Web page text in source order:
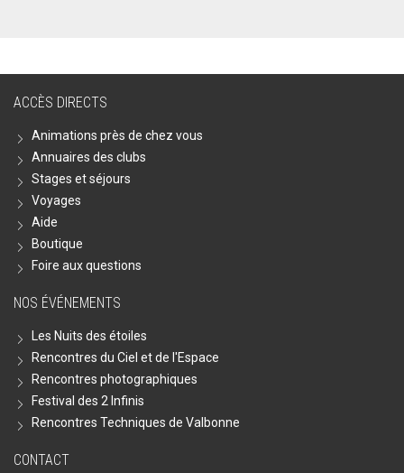
ACCÈS DIRECTS
Animations près de chez vous
Annuaires des clubs
Stages et séjours
Voyages
Aide
Boutique
Foire aux questions
NOS ÉVÉNEMENTS
Les Nuits des étoiles
Rencontres du Ciel et de l'Espace
Rencontres photographiques
Festival des 2 Infinis
Rencontres Techniques de Valbonne
CONTACT